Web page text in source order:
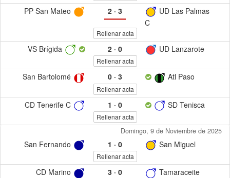
PP San Mateo 2· 3
UD Las Palmas
C
Rellenar acta
VS Brígida 2· 0 UD Lanzarote
Rellenar acta
San Bartolomé 0· 3 Atl Paso
Rellenar acta
CD Tenerife C 1 · 0 SD Tenisca
Rellenar acta
Domingo, 9 de Noviembre de 2025
San Fernando 1 · 0 San Miguel
Rellenar acta
CD Marino 3· 0 Tamaraceite